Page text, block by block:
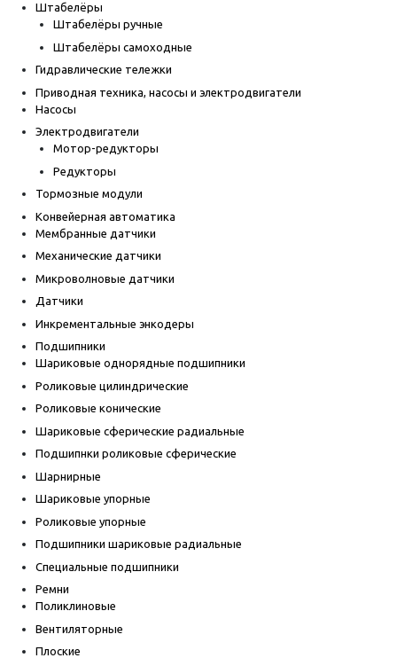
Штабелёры
Штабелёры ручные
Штабелёры самоходные
Гидравлические тележки
Приводная техника, насосы и электродвигатели
Насосы
Электродвигатели
Мотор-редукторы
Редукторы
Тормозные модули
Конвейерная автоматика
Мембранные датчики
Механические датчики
Микроволновые датчики
Датчики
Инкрементальные энкодеры
Подшипники
Шариковые однорядные подшипники
Роликовые цилиндрические
Роликовые конические
Шариковые сферические радиальные
Подшипнки роликовые сферические
Шарнирные
Шариковые упорные
Роликовые упорные
Подшипники шариковые радиальные
Специальные подшипники
Ремни
Поликлиновые
Вентиляторные
Плоские